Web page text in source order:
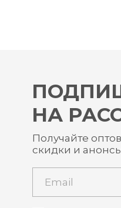
НА
Получайте
скидки и